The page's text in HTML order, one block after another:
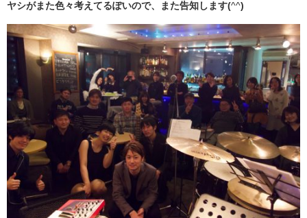
ヤシがまた色々考えてるぽいので、また告知します(^^)